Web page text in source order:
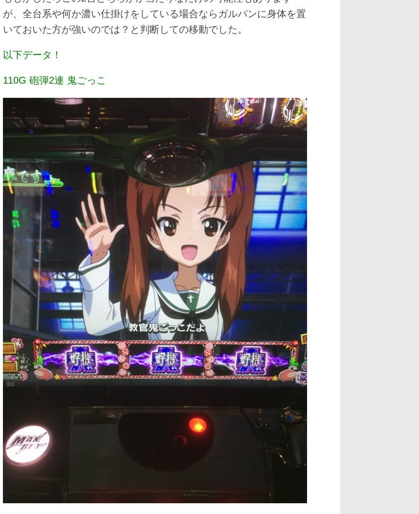
が、全台系や何か濃い仕掛けをしている場合ならガルパンに身体を置
いておいた方が強いのでは？と判断しての移動でした。
以下データ！
110G 砲弾2連 鬼ごっこ